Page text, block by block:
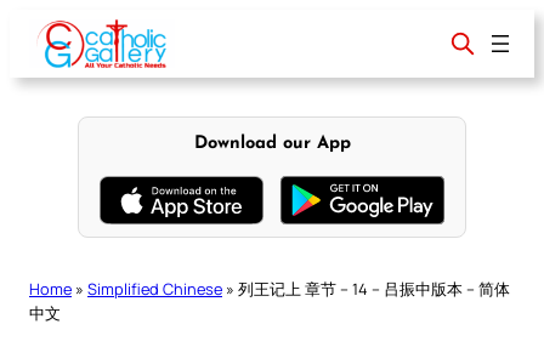
content
Download our App
Home » Simplified Chinese » 列王记上 章节 – 14 – 吕振中版本 – 简体
中文